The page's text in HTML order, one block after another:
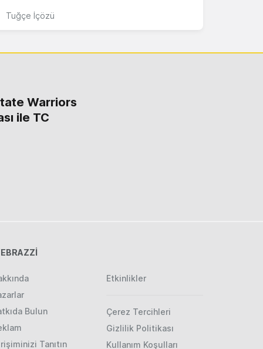
Tuğçe İçözü
Warriors
ile TC
Bulun
Tanıtın
Etkinlikler
Çerez Tercihleri
Gizlilik Politikası
Kullanım Koşulları